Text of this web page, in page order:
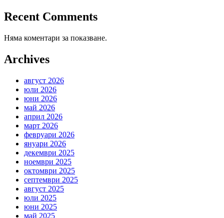
Recent Comments
Няма коментари за показване.
Archives
август 2026
юли 2026
юни 2026
май 2026
април 2026
март 2026
февруари 2026
януари 2026
декември 2025
ноември 2025
октомври 2025
септември 2025
август 2025
юли 2025
юни 2025
май 2025